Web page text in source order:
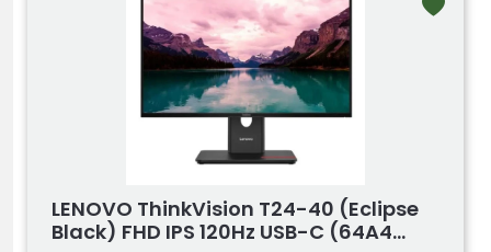
LENOVO ThinkVision T24-40 (Eclipse
Black) FHD IPS 120Hz USB-C (64A4...